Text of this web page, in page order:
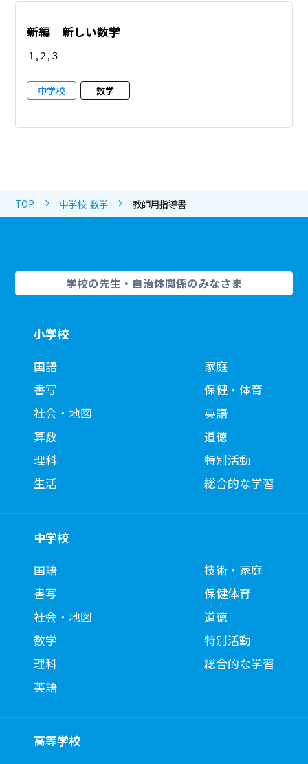
新編 新しい数学
１,２,３
中学校 数学
TOP 中学校 数学 教師用指導書
学校の先生・自治体関係のみなさま
小学校
国語
書写
社会・地図
算数
理科
生活
家庭
保健・体育
英語
道徳
特別活動
総合的な学習
中学校
国語
書写
社会・地図
数学
理科
英語
技術・家庭
保健体育
道徳
特別活動
総合的な学習
高等学校